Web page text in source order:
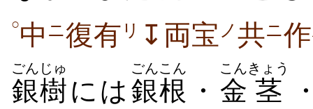
○中 ニ復有 リ ↧両宝 ノ 共ニ作
銀樹
ごんじゅ
には 銀
ごん
根
こん
・ 金
こん
茎
きょう